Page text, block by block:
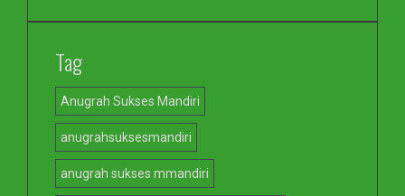
Tag
Anugrah Sukses Mandiri
anugrahsuksesmandiri
anugrah sukses mmandiri